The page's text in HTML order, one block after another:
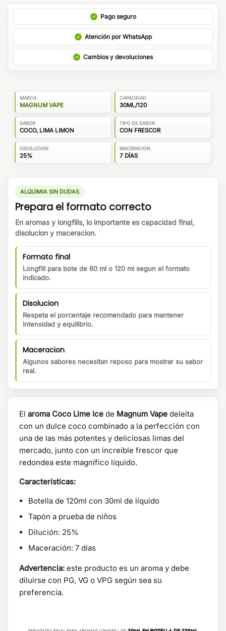
Pago seguro
Atención por WhatsApp
Cambios y devoluciones
MARCA
MAGNUM VAPE
CAPACIDAD
30ML/120
SABOR
COCO, LIMA LIMON
TIPO DE SABOR
CON FRESCOR
DISOLUCION
25%
MACERACION
7 DÍAS
ALQUIMIA SIN DUDAS
Prepara el formato correcto
En aromas y longfills, lo importante es capacidad final,
disolucion y maceracion.
Formato final
Longfill para bote de 60 ml o 120 ml segun el formato
indicado.
Disolucion
Respeta el porcentaje recomendado para mantener
intensidad y equilibrio.
Maceracion
Algunos sabores necesitan reposo para mostrar su sabor
real.
El aroma Coco Lime Ice de Magnum Vape deleita
con un dulce coco combinado a la perfección con
una de las más potentes y deliciosas limas del
mercado, junto con un increíble frescor que
redondea este magnífico líquido.
Características:
Botella de 120ml con 30ml de líquido
Tapón a prueba de niños
Dilución: 25%
Maceración: 7 días
Advertencia: este producto es un aroma y debe
diluirse con PG, VG o VPG según sea su
preferencia.